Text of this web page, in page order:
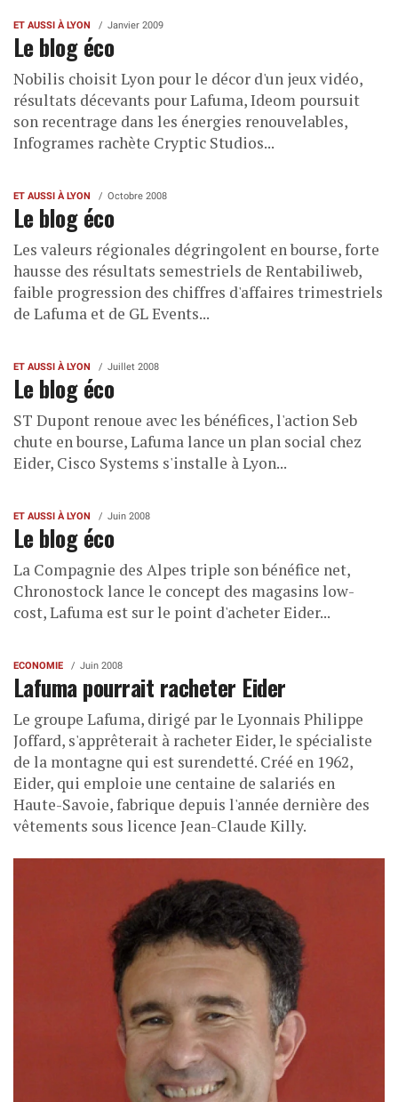
ET AUSSI À LYON Janvier 2009
Le blog éco
Nobilis choisit Lyon pour le décor d'un jeux vidéo,
résultats décevants pour Lafuma, Ideom poursuit
son recentrage dans les énergies renouvelables,
Infogrames rachète Cryptic Studios...
ET AUSSI À LYON Octobre 2008
Le blog éco
Les valeurs régionales dégringolent en bourse, forte
hausse des résultats semestriels de Rentabiliweb,
faible progression des chiffres d'affaires trimestriels
de Lafuma et de GL Events...
ET AUSSI À LYON Juillet 2008
Le blog éco
ST Dupont renoue avec les bénéfices, l'action Seb
chute en bourse, Lafuma lance un plan social chez
Eider, Cisco Systems s'installe à Lyon...
ET AUSSI À LYON Juin 2008
Le blog éco
La Compagnie des Alpes triple son bénéfice net,
Chronostock lance le concept des magasins low-
cost, Lafuma est sur le point d'acheter Eider...
ECONOMIE Juin 2008
Lafuma pourrait racheter Eider
Le groupe Lafuma, dirigé par le Lyonnais Philippe
Joffard, s'apprêterait à racheter Eider, le spécialiste
de la montagne qui est surendetté. Créé en 1962,
Eider, qui emploie une centaine de salariés en
Haute-Savoie, fabrique depuis l'année dernière des
vêtements sous licence Jean-Claude Killy.